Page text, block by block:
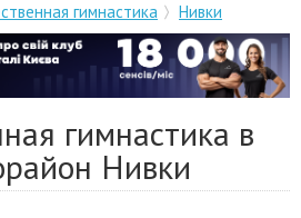
гимнастика Нивки
гимнастика в
Нивки